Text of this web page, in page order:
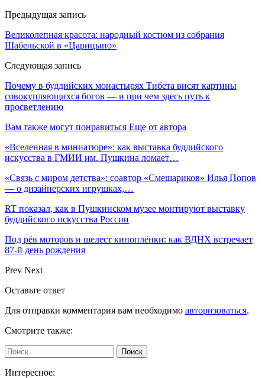
Предыдущая запись
Великолепная красота: народный костюм из собрания
Шабельской в «Царицыно»
Следующая запись
Почему в буддийских монастырях Тибета висят картины
совокупляющихся богов — и при чем здесь путь к
просветлению
Вам также могут понравиться Еще от автора
«Вселенная в миниатюре»: как выставка буддийского
искусства в ГМИИ им. Пушкина ломает…
«Связь с миром детства»: соавтор «Смешариков» Илья Попов
— о дизайнерских игрушках,…
RT показал, как в Пушкинском музее монтируют выставку
буддийского искусства России
Под рёв моторов и шелест киноплёнки: как ВДНХ встречает
87-й день рождения
Prev Next
Оставьте ответ
Для отправки комментария вам необходимо авторизоваться.
Смотрите также:
Интересное: